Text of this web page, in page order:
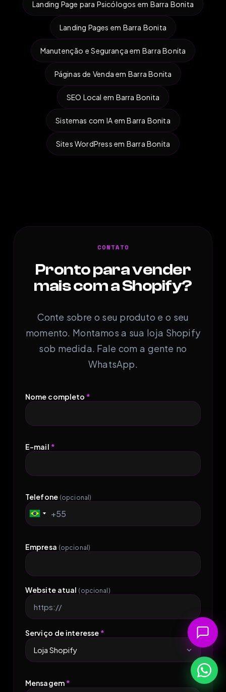
Landing Page para Psicólogos em Barra Bonita
Landing Pages em Barra Bonita
Manutenção e Segurança em Barra Bonita
Páginas de Venda em Barra Bonita
SEO Local em Barra Bonita
Sistemas com IA em Barra Bonita
Sites WordPress em Barra Bonita
CONTATO
Pronto para vender
mais com a Shopify?
Conte sobre o seu produto e o seu
momento. Montamos a sua loja Shopify
sob medida. Fale com a gente no
WhatsApp.
Nome completo *
E-mail *
Telefone (opcional)
Brazil
+55
+55
Empresa (opcional)
Website atual (opcional)
Serviço de interesse *
Mensagem *